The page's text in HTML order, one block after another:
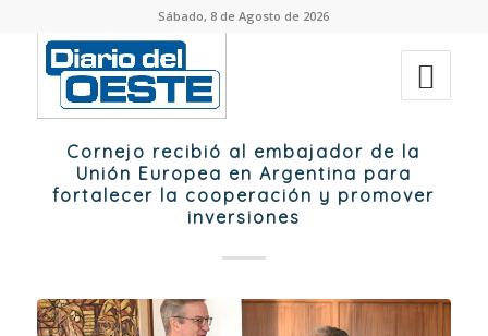
Sábado, 8 de Agosto de 2026
Cornejo recibió al embajador de la
Unión Europea en Argentina para
fortalecer la cooperación y promover
inversiones